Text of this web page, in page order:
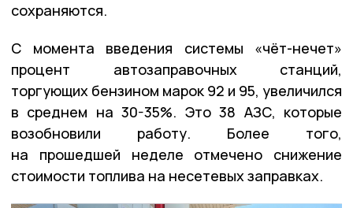
сохраняются.
С момента введения системы «чёт-нечет»
процент автозаправочных станций,
торгующих бензином марок 92 и 95, увеличился
в среднем на 30-35%. Это 38 АЗС, которые
возобновили работу. Более того,
на прошедшей неделе отмечено снижение
стоимости топлива на несетевых заправках.